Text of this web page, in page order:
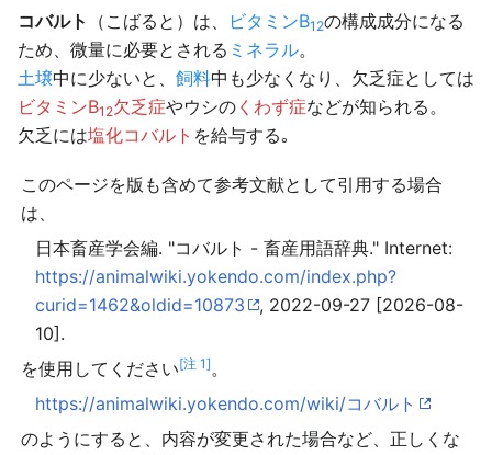
コバルト （こばると）は、 ビタミンB12の構成成分になる
ため、微量に必要とされる ミネラル。
土壌中に少ないと、 飼料中も少なくなり、欠乏症としては
ビタミンB12欠乏症やウシの くわず症などが知られる。
欠乏には塩化コバルト を給与する｡
このページを版も含めて参考文献として引用する場合
は、
日本畜産学会編. "コバルト - 畜産用語辞典." Internet:
https://animalwiki.yokendo.com/index.php?
curid=1462&oldid=10873
, 2022-09-27 [2026-08-
10].
を使用してください[注 1]。
https://animalwiki.yokendo.com/wiki/コバルト
のようにすると、内容が変更された場合など、正しくな